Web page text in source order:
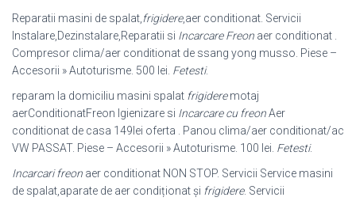
Reparatii masini de spalat, frigidere,aer conditionat. Servicii
Instalare, Dezinstalare,Reparatii si Incarcare Freon aer conditionat .
Compresor clima/aer conditionat de ssang yong musso. Piese –
Accesorii » Autoturisme. 500 lei. Fetesti.
reparam la domiciliu masini spalat frigideremotaj
aerConditionatFreon Igienizare si Incarcare cu freonAer
conditionat de casa 149lei oferta . Panou clima/aer conditionat/ac
VW PASSAT. Piese – Accesorii » Autoturisme. 100 lei. Fetesti.
Incarcari freon aer conditionat NON STOP. Servicii Service masini
de spalat, aparate de aer condiționat și frigidere. Servicii